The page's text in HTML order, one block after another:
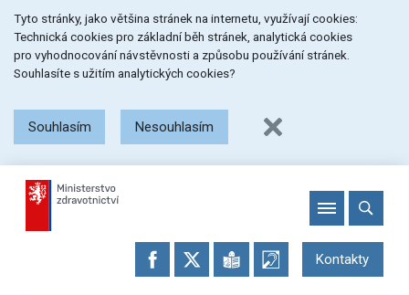
na
menu
na
obsah
na
patičku
stránky
Tyto stránky, jako většina stránek na internetu, využívají cookies:
Technická cookies pro základní běh stránek, analytická cookies
pro vyhodnocování návstěvnosti a způsobu používání stránek.
Souhlasíte s užitím analytických cookies?
Souhlasím Nesouhlasím
Kontakty